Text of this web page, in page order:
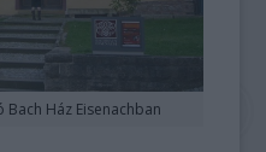
Ház Eisenachban